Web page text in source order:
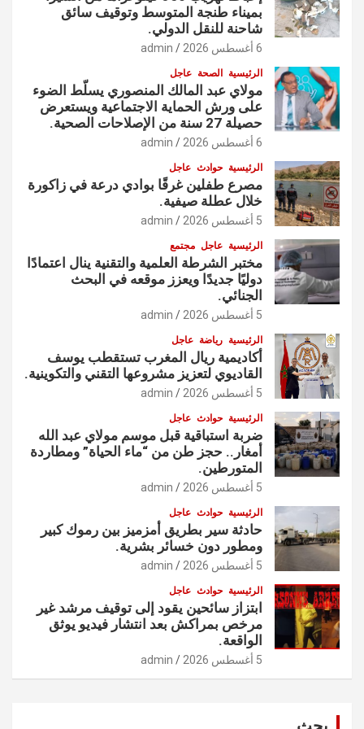
بميناء طنجة المتوسط وتوقيف سائق
شاحنة للنقل الدولي.
6 أغسطس 2026 admin
الرئيسية الصحة عاجل
مولاي عبد المالك المنصوري يسلّط الضوء
على ورش الحماية الاجتماعية ويستعرض
حصيلة 27 سنة من الإصلاحات الصحية.
6 أغسطس 2026 admin
الرئيسية حوادث عاجل
مصرع طفلين غرقًا بوادي درعة في زاكورة
خلال عطلة صيفية.
5 أغسطس 2026 admin
الرئيسية عاجل مجتمع
مختبر الشرطة العلمية والتقنية ينال اعتمادًا
دوليًا جديدًا ويعزز موقعه في البحث
الجنائي.
5 أغسطس 2026 admin
الرئيسية رياضة عاجل
أكاديمية ريال المغرب تستقطب يوسف
القاديوي لتعزيز مشروعها التقني والتكوينية.
5 أغسطس 2026 admin
الرئيسية حوادث عاجل
ضربة استباقية قبل موسم مولاي عبد الله
أمغار.. حجز طن من “ماء الحياة” ومطاردة
المتورطين.
5 أغسطس 2026 admin
الرئيسية حوادث عاجل
حادثة سير بطريق أمزميز بين رموك كبير
ومطور دون خسائر بشرية.
5 أغسطس 2026 admin
الرئيسية حوادث عاجل
ابتزاز سائحين يقود إلى توقيف مرشد غير
مرخص بمراكش بعد انتشار فيديو يوثق
الواقعة.
5 أغسطس 2026 admin